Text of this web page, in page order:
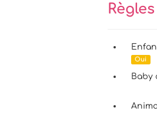
Oui
Baby